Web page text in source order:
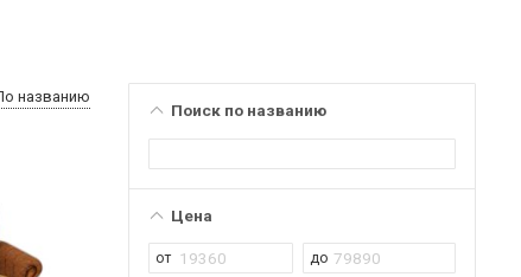
Поиск по названию
Цена
названию